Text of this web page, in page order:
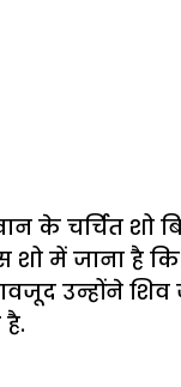
के चर्चित शो
में जाना है कि
उन्होंने